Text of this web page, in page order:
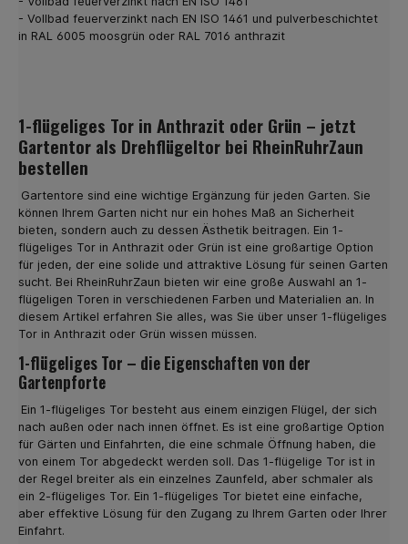
installieren Sie die Doppelstabmatten auf einfache
Weise. Darum lohnt es sich, Zaunmatten in Grün zu
kaufen Grün ist die Farbe der Natur. Somit passt ein
Sie beide Varianten und können sich leicht für eine der
beiden Optionen entscheiden. Dabei steht es Ihnen frei,
sich für eine bestimmte Höhe der Zaun-Matten zu
entscheiden. Bei uns kaufen Sie Zaunmatten zwischen
630 und 2030 mm Höhe. Ein weiteres, wichtiges Detail ist
die Drahtstärke. In unserem Shop sind
Doppelstabmatten in zwei Varianten erhältlich: 6-5-6 und
8-6-8. Sie wählen also die Zaun Matten für Ihre
individuellen Bedürfnisse aus. Günstig Zaunmatten in
Anthrazit online kaufen Zaunmatten sind eine sinnvolle
Investition in die Zukunft. Einmal aufgebaut, verbleibt der
Zaun für die nächsten Jahre an Ort und Stelle. Sie
genießen zum einen hohe Sicherheit vor unerwünschten
Gästen, zum anderen haben Sie keine weiteren Kosten
zu erwarten. Das moderne und gleichzeitig elegante
Design unsere Doppelstabmatten wirkt ansprechend
schön und passt zum Stil Ihres Hauses. Sie bestellen je
nach Größe Ihres Grundstücks die Anzahl der
gewünschten Zaunmatten in der Farbe Grün oder
Anthrazit. Viele unserer Kunden sind über das sehr gute
Preis- Leistungsverhältnis unserer Doppelstabmatten
zufrieden. Als Beispiel sei die Premiumvariante von 6-5-6
genannt. Hier haben die Zaun Matten eine
Maschenweite von 5 x 20 cm, die waagerechten Stäbe
sind 2 x6 mm, senkrecht 5 mm. Die einzelne
- Vollbad feuerverzinkt nach EN ISO 1461 und pulverbeschichtet
in RAL 6005 moosgrün oder RAL 7016 anthrazit
1-flügeliges Tor in Anthrazit oder Grün – jetzt
Gartentor als Drehflügeltor bei RheinRuhrZaun
bestellen
Gartentore sind eine wichtige Ergänzung für jeden Garten. Sie
können Ihrem Garten nicht nur ein hohes Maß an Sicherheit
bieten, sondern auch zu dessen Ästhetik beitragen. Ein 1-
flügeliges Tor in Anthrazit oder Grün ist eine großartige Option
für jeden, der eine solide und attraktive Lösung für seinen Garten
sucht. Bei RheinRuhrZaun bieten wir eine große Auswahl an 1-
flügeligen Toren in verschiedenen Farben und Materialien an. In
diesem Artikel erfahren Sie alles, was Sie über unser 1-flügeliges
Tor in Anthrazit oder Grün wissen müssen.
1-flügeliges Tor – die Eigenschaften von der
Gartenpforte
Ein 1-flügeliges Tor besteht aus einem einzigen Flügel, der sich
nach außen oder nach innen öffnet. Es ist eine großartige Option
für Gärten und Einfahrten, die eine schmale Öffnung haben, die
von einem Tor abgedeckt werden soll. Das 1-flügelige Tor ist in
der Regel breiter als ein einzelnes Zaunfeld, aber schmaler als
ein 2-flügeliges Tor. Ein 1-flügeliges Tor bietet eine einfache,
aber effektive Lösung für den Zugang zu Ihrem Garten oder Ihrer
Einfahrt.